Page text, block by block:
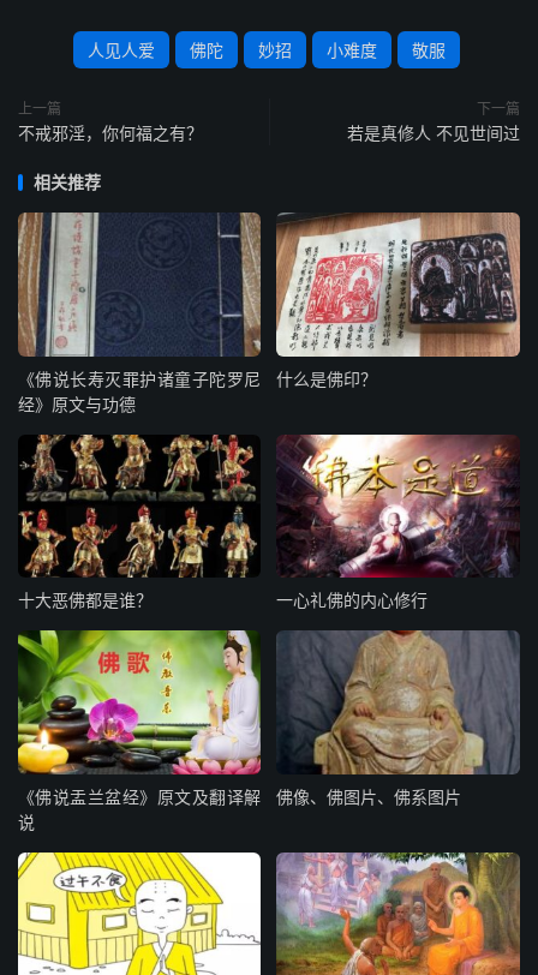
人见人爱 佛陀 妙招 小难度 敬服
上一篇
不戒邪淫，你何福之有？
下一篇
若是真修人 不见世间过
相关推荐
《佛说长寿灭罪护诸童子陀罗尼
经》原文与功德
什么是佛印？
十大恶佛都是谁？ 一心礼佛的内心修行
《佛说盂兰盆经》原文及翻译解
说
佛像、佛图片、佛系图片